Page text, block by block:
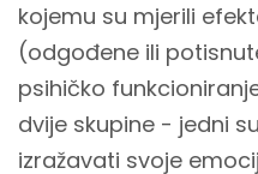
kojemu su mjerili
(odgođene ili
psihičko
dvije skupine - jedni
izražavati svoje